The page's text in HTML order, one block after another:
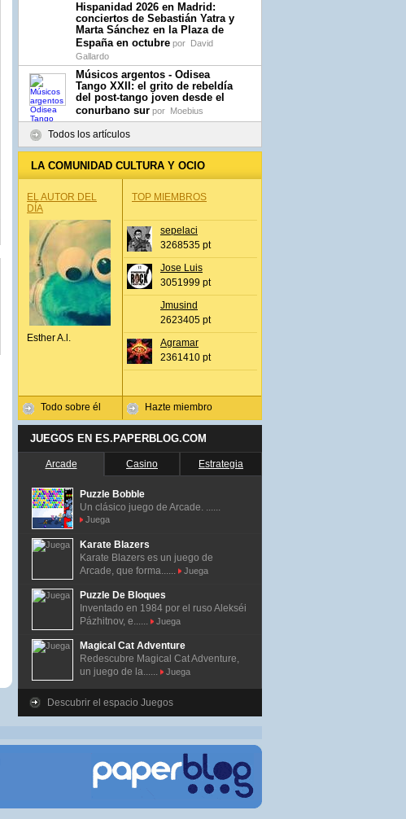
Hispanidad 2026 en Madrid:
conciertos de Sebastián Yatra y
Marta Sánchez en la Plaza de
España en octubre por David
Gallardo
Músicos argentos - Odisea
Tango XXII: el grito de rebeldía
del post-tango joven desde el
conurbano sur por Moebius
Todos los artículos
LA COMUNIDAD CULTURA Y OCIO
EL AUTOR DEL
DÍA
Esther A.l.
Todo sobre él
TOP MIEMBROS
sepelaci
3268535 pt
Jose Luis
3051999 pt
Jmusind
2623405 pt
Agramar
2361410 pt
Hazte miembro
JUEGOS EN ES.PAPERBLOG.COM
Arcade Casino Estrategia
Puzzle Bobble
Un clásico juego de Arcade. ......
Juega
Karate Blazers
Karate Blazers es un juego de
Arcade, que forma......
Juega
Puzzle De Bloques
Inventado en 1984 por el ruso Alekséi
Pázhitnov, e......
Juega
Magical Cat Adventure
Redescubre Magical Cat Adventure,
un juego de la......
Juega
Descubrir el espacio Juegos